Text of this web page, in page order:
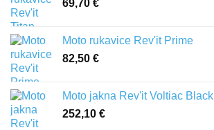
69,70 €
Moto rukavice Rev'it Prime
82,50 €
Moto jakna Rev'it Voltiac Black
252,10 €